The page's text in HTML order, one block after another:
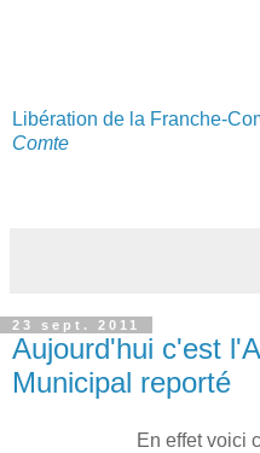
Libération de la Franche-
Comte
23 sept. 2011
Aujourd'hui c'est
Municipal reporté
En effet voici